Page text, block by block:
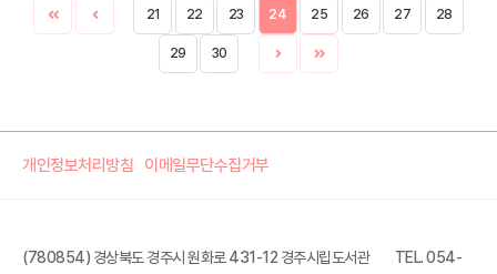
21 22 23 24 25 26 27 28
29 30
개인정보처리방침 이메일무단수집거부
(780854) 경상북도 경주시 원화로 431-12 경주시립도서관 TEL. 054-